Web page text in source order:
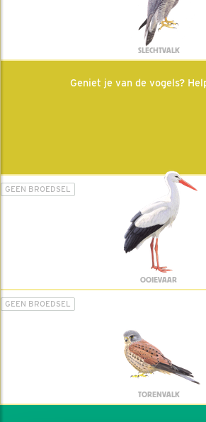
SLECHTVALK
Geniet je van de vogels?
GEEN BROEDSEL
OOIEVAAR
GEEN BROEDSEL
TORENVALK